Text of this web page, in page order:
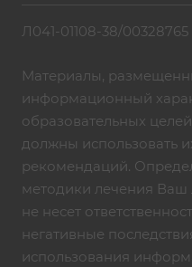
Л041-01108-38/00328765
Материалы,
информационный
образовательных
должны использовать
рекомендаций.
методики лечения
не несет
негативные
использования